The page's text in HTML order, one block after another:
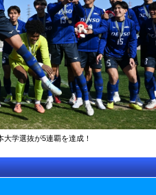
学選抜が5連覇を達成！